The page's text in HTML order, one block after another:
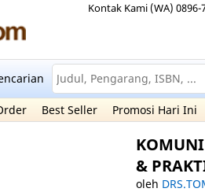
Kontak Kami (WA) 0896-
Best Seller Promosi Hari Ini
&
oleh